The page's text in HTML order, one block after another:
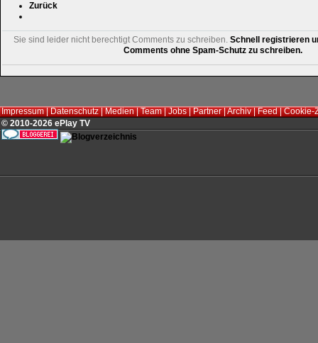
Zurück
Sie sind leider nicht berechtigt Comments zu schreiben. Schnell registrieren
Comments ohne Spam-Schutz zu schreiben.
Impressum|Datenschutz|Medien|Team|Jobs|Partner|Archiv|Feed|Cookie-
© 2010-2026 ePlay TV